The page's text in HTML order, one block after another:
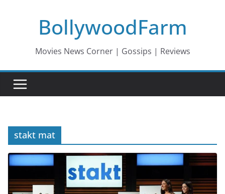
BollywoodFarm
Movies News Corner | Gossips | Reviews
stakt mat